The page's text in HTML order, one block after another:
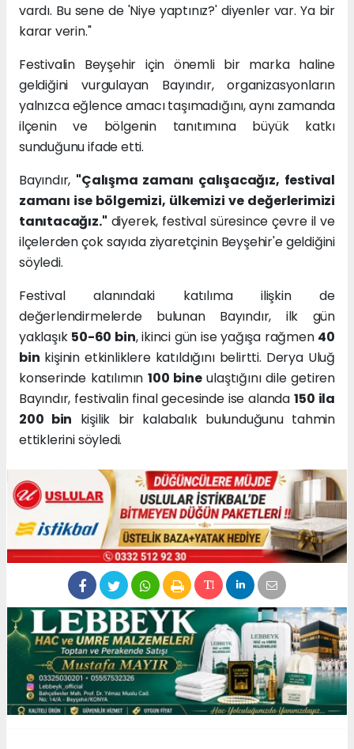
vardı. Bu sene de 'Niye yaptınız?' diyenler var. Ya bir
karar verin."
Festivalin Beyşehir için önemli bir marka haline
geldiğini vurgulayan Bayındır, organizasyonların
yalnızca eğlence amacı taşımadığını, aynı zamanda
ilçenin ve bölgenin tanıtımına büyük katkı
sunduğunu ifade etti.
Bayındır, "Çalışma zamanı çalışacağız, festival
zamanı ise bölgemizi, ülkemizi ve değerlerimizi
tanıtacağız." diyerek, festival süresince çevre il ve
ilçelerden çok sayıda ziyaretçinin Beyşehir'e geldiğini
söyledi.
Festival alanındaki katılıma ilişkin de
değerlendirmelerde bulunan Bayındır, ilk gün
yaklaşık 50-60 bin, ikinci gün ise yağışa rağmen 40
bin kişinin etkinliklere katıldığını belirtti. Derya Uluğ
konserinde katılımın100 bineulaştığını dile getiren
Bayındır, festivalin final gecesinde ise alanda150 ila
200 bin kişilik bir kalabalık bulunduğunu tahmin
ettiklerini söyledi.